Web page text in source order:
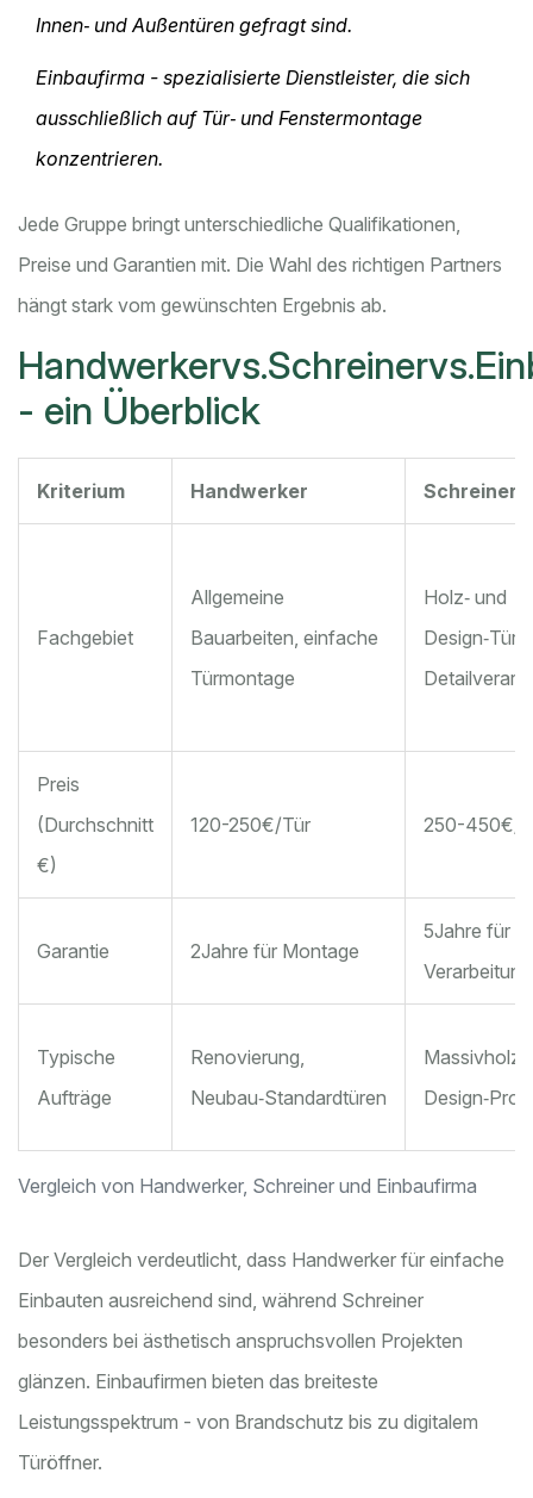
Innen‑ und Außentüren gefragt sind.
Einbaufirma - spezialisierte Dienstleister, die sich
ausschließlich auf Tür‑ und Fenstermontage
konzentrieren.
Jede Gruppe bringt unterschiedliche Qualifikationen,
Preise und Garantien mit. Die Wahl des richtigen Partners
hängt stark vom gewünschten Ergebnis ab.
- ein Überblick
Vergleich von Handwerker, Schreiner und Einbaufirma
Kriterium Handwerker Schreiner
Fachgebiet
Allgemeine
Bauarbeiten, einfache
Türmontage
Holz‑ und
Preis
(Durchschnitt
€)
120-250€/Tür 250-450€/
Garantie 2Jahre für Montage
5Jahre für
Verarbeitung
Typische
Aufträge
Renovierung,
Neubau‑Standardtüren
Der Vergleich verdeutlicht, dass Handwerker für einfache
Einbauten ausreichend sind, während Schreiner
besonders bei ästhetisch anspruchsvollen Projekten
glänzen. Einbaufirmen bieten das breiteste
Leistungsspektrum - von Brandschutz bis zu digitalem
Türöffner.